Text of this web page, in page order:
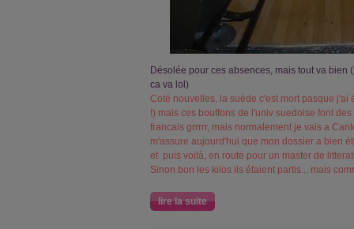
Désolée pour ces absences, mais tout va bien
ca va lol)
Coté nouvelles, la suède c'est mort pasque
!) mais ces bouffons de l'univ suedoise font
francais grrrrr, mais normalement je vais a
m'assure aujourd'hui que mon dossier a bien
et puis voilà, en route pour un master de
Sinon bon les kilos ils étaient partis... mais
lire la suite